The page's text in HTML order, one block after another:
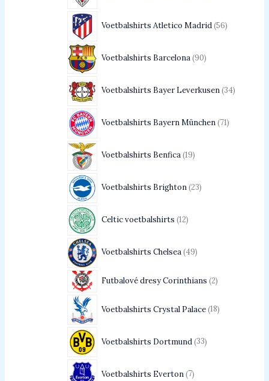
Voetbalshirts Atletico Madrid 56
Voetbalshirts Barcelona 90
Voetbalshirts Bayer Leverkusen 34
Voetbalshirts Bayern München 71
Voetbalshirts Benfica 19
Voetbalshirts Brighton 23
Celtic voetbalshirts 12
Voetbalshirts Chelsea 49
Futbalové dresy Corinthians 2
Voetbalshirts Crystal Palace 18
Voetbalshirts Dortmund 33
Voetbalshirts Everton 7